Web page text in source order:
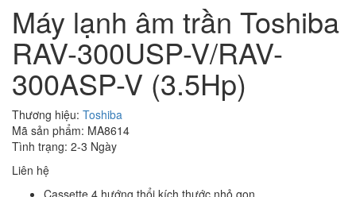
Máy lạnh âm trần Toshiba
RAV-300USP-V/RAV-
300ASP-V (3.5Hp)
Thương hiệu: Toshiba
Mã sản phẩm: MA8614
Tình trạng: 2-3 Ngày
Liên hệ
Cassette 4 hướng thổi kích thước nhỏ gọn